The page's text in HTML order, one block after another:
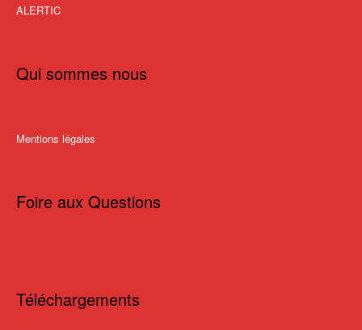
ALERTIC
Qui sommes nous
Mentions légales
Foire aux Questions
Téléchargements